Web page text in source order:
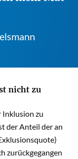
nicht zu
zu
der Anteil der an
zurückgegangen